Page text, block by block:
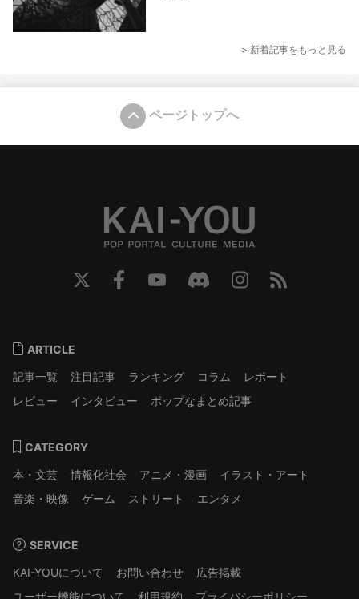
> 新着記事をもっと見る
ページトップへ
ARTICLE
記事一覧
注目記事 ランキング コラム
レポート
レビュー
インタビュー ポップなまとめ記事
CATEGORY
本・文芸
情報化社会 アニメ・漫画
イラスト・アート
音楽・映像
ゲーム ストリート エンタメ
SERVICE
KAI-YOUについて
お問い合わせ
広告掲載